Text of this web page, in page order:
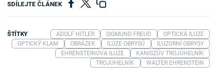
SDÍLEJTE ČLÁNEK
ŠTÍTKY ADOLF HITLER SIGMUND FREUD
OPTICKÁ ILUZE
OPTICKÝ KLAM
OBRÁZEK ILUZE OBRYSŮ
ILUZORNÍ OBRYSY
EHRENSTEINOVA ILUZE
KANISZŮV TROJÚHELNÍK
TROJÚHELNÍK
WALTER EHRENSTEIN